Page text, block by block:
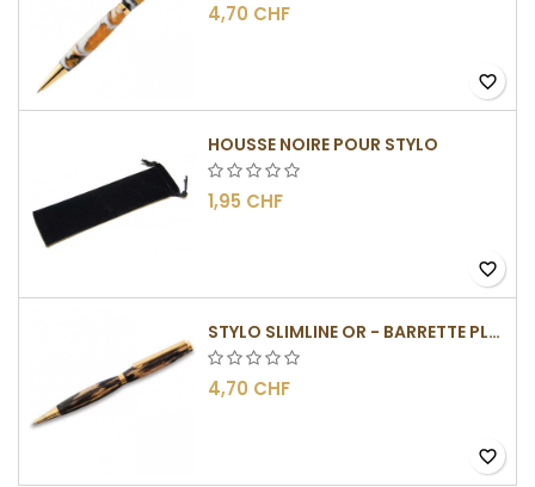
4,70 CHF
favorite_border
HOUSSE NOIRE POUR STYLO
1,95 CHF
favorite_border
STYLO SLIMLINE OR - BARRETTE PLATE
4,70 CHF
favorite_border